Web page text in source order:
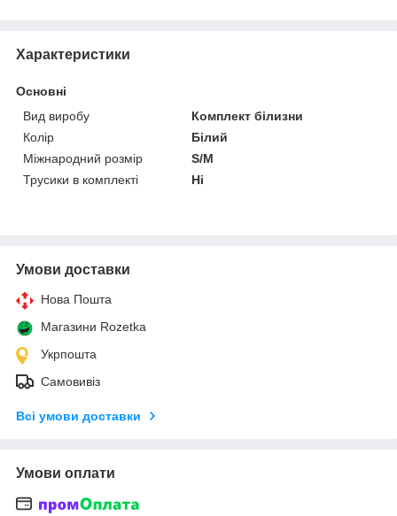
Характеристики
Основні
Вид виробу
Комплект білизни
Колір
Білий
Міжнародний розмір
S/M
Трусики в комплекті
Ні
Умови доставки
Нова Пошта
Магазини Rozetka
Укрпошта
Самовивіз
Всі умови доставки
Умови оплати